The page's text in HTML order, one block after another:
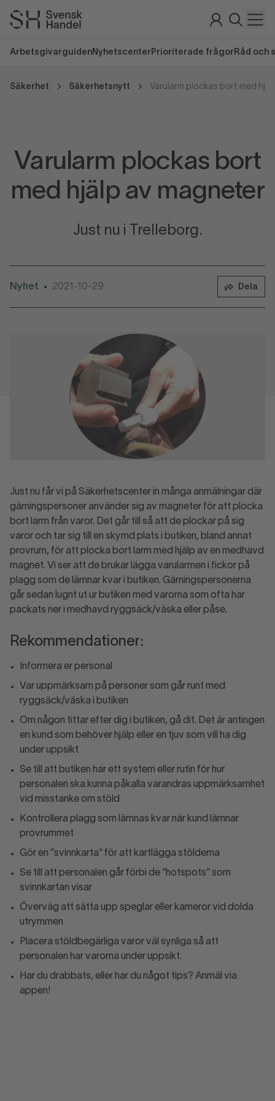
Arbetsgivarguiden Nyhetscenter Prioriterade frågor Råd och
Säkerhet Säkerhetsnytt Varularm plockas bort med
Varularm plockas bort
med hjälp av magneter
Just nu i Trelleborg.
Nyhet • 2021-10-29 Dela
Just nu får vi på Säkerhetscenter in många anmälningar där
gärningspersoner använder sig av magneter för att plocka
bort larm från varor. Det går till så att de plockar på sig
varor och tar sig till en skymd plats i butiken, bland annat
provrum, för att plocka bort larm med hjälp av en medhavd
magnet. Vi ser att de brukar lägga varularmen i fickor på
plagg som de lämnar kvar i butiken. Gärningspersonerna
går sedan lugnt ut ur butiken med varorna som ofta har
packats ner i medhavd ryggsäck/väska eller påse.
Rekommendationer:
Informera er personal
Var uppmärksam på personer som går runt med
ryggsäck/väska i butiken
Om någon tittar efter dig i butiken, gå dit. Det är antingen
en kund som behöver hjälp eller en tjuv som vill ha dig
under uppsikt
Se till att butiken har ett system eller rutin för hur
personalen ska kunna påkalla varandras uppmärksamhet
vid misstanke om stöld
Kontrollera plagg som lämnas kvar när kund lämnar
provrummet
Gör en ”svinnkarta” för att kartlägga stölderna
Se till att personalen går förbi de ”hotspots” som
svinnkartan visar
Överväg att sätta upp speglar eller kameror vid dolda
utrymmen
Placera stöldbegärliga varor väl synliga så att
personalen har varorna under uppsikt.
Har du drabbats, eller har du något tips? Anmäl via
appen!